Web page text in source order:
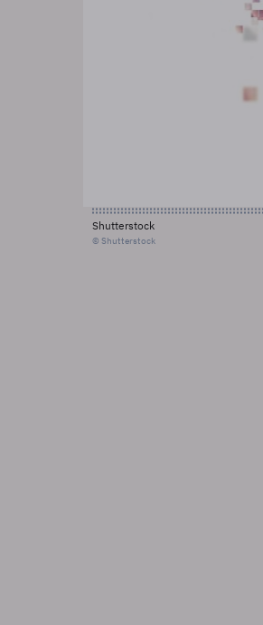
Shutterstock
© Shutterstock